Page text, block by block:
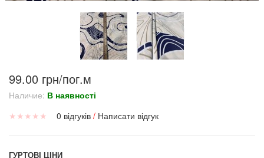
99.00 грн/пог.м
Наличие: В наявності
★ ★ ★ ★ ★ 0 відгуків / Написати відгук
ГУРТОВІ ЦІНИ